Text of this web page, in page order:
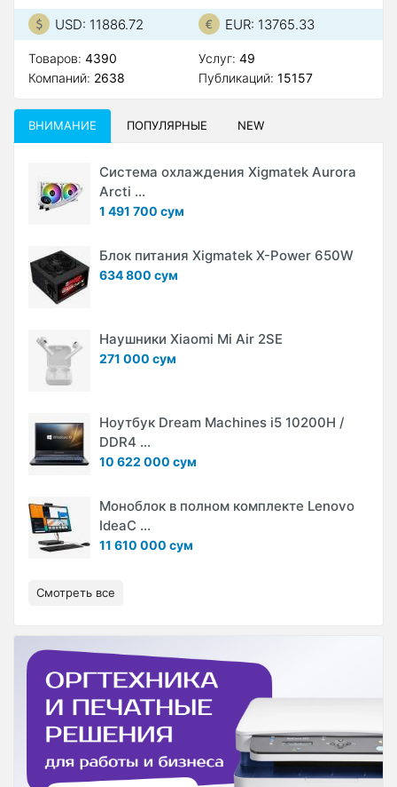
USD: 11886.72 EUR: 13765.33
Товаров: 4390
Компаний: 2638
Услуг: 49
Публикаций: 15157
ВНИМАНИЕ ПОПУЛЯРНЫЕ NEW
Система охлаждения Xigmatek Aurora
Arcti ...
1 491 700 сум
Блок питания Xigmatek X-Power 650W
634 800 сум
Наушники Xiaomi Mi Air 2SE
271 000 сум
Ноутбук Dream Machines i5 10200H /
DDR4 ...
10 622 000 сум
Моноблок в полном комплекте Lenovo
IdeaC ...
11 610 000 сум
Смотреть все